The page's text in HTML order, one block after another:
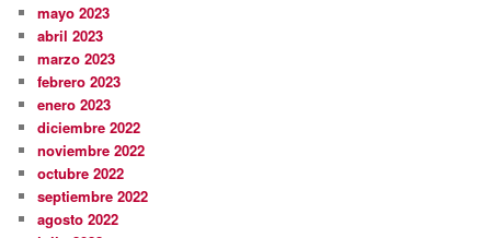
mayo 2023
abril 2023
marzo 2023
febrero 2023
enero 2023
diciembre 2022
noviembre 2022
octubre 2022
septiembre 2022
agosto 2022